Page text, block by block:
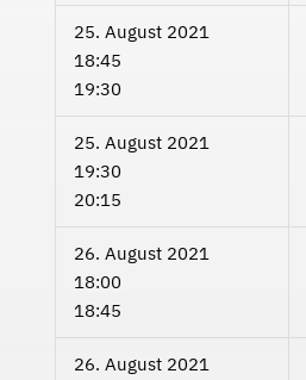
25. August 2021
18:45
19:30
25. August 2021
19:30
20:15
26. August 2021
18:00
18:45
26. August 2021